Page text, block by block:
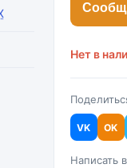
Нет в
VK OK
Написать